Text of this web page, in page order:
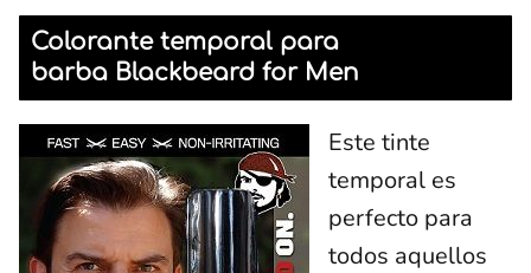
Colorante temporal para
barba Blackbeard for Men
Este tinte
temporal es
perfecto para
todos aquellos